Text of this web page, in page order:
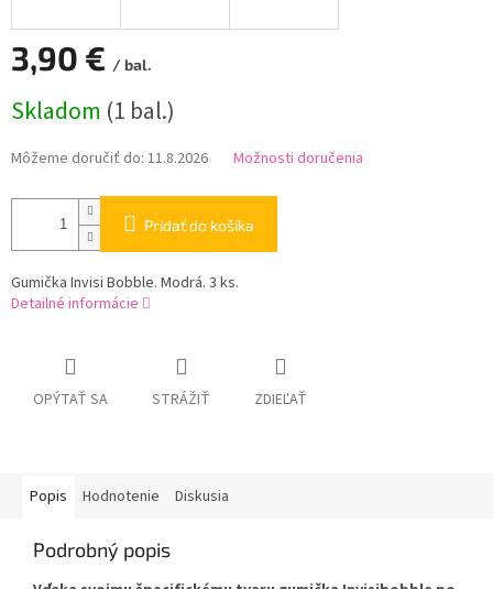
3,90 € / bal.
cena:
Skladom (1 bal.)
Môžeme doručiť do: 11.8.2026 Možnosti doručenia
Pridať do košíka
Gumička Invisi Bobble. Modrá. 3 ks.
Detailné informácie
OPÝTAŤ SA STRÁŽIŤ ZDIEĽAŤ
Popis Hodnotenie Diskusia
Podrobný popis